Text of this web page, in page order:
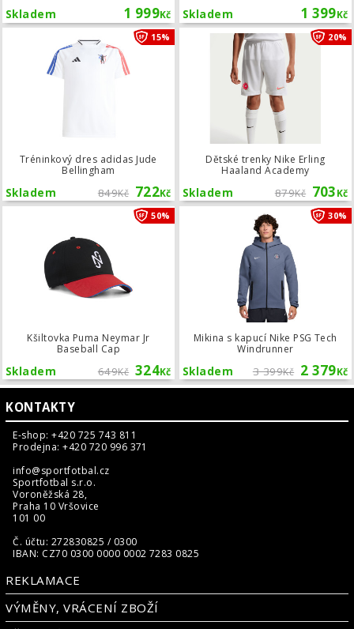
1 999Kč
Skladem 1 399Kč
Skladem
Tréninkový dres adidas Jude
Bellingham
849Kč 722Kč
Skladem
15% Tréninkový dres adidas Jude
Dětské trenky Nike Erling
Haaland Academy
879Kč 703Kč
Skladem
20%
Kšiltovka Puma Neymar Jr
Baseball Cap
649Kč 324Kč
Skladem
50% Kšiltovka Puma Neymar Jr Baseball
Mikina s kapucí Nike PSG Tech
Windrunner
3 399Kč 2 379Kč
Skladem
30%
KONTAKTY
E-shop: +420 725 743 811
Prodejna: +420 720 996 371
info@sportfotbal.cz
Sportfotbal s.r.o.
Voroněžská 28,
Praha 10 Vršovice
101 00
Č. účtu: 272830825 / 0300
IBAN: CZ70 0300 0000 0002 7283 0825
REKLAMACE
VÝMĚNY, VRÁCENÍ ZBOŽÍ